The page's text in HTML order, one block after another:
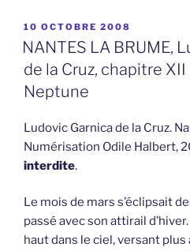
PUBLIÉ
LE
10 OCTOBRE 2008
NANTES LA BRUME,
de la Cruz, chapitre
Neptune
Ludovic Garnica de la Cruz.
Numérisation Odile Halbert,
interdite.
Le mois de mars s’éclipsait
passé avec son attirail
haut dans le ciel, versant